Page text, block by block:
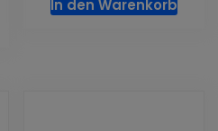
In den Warenkorb